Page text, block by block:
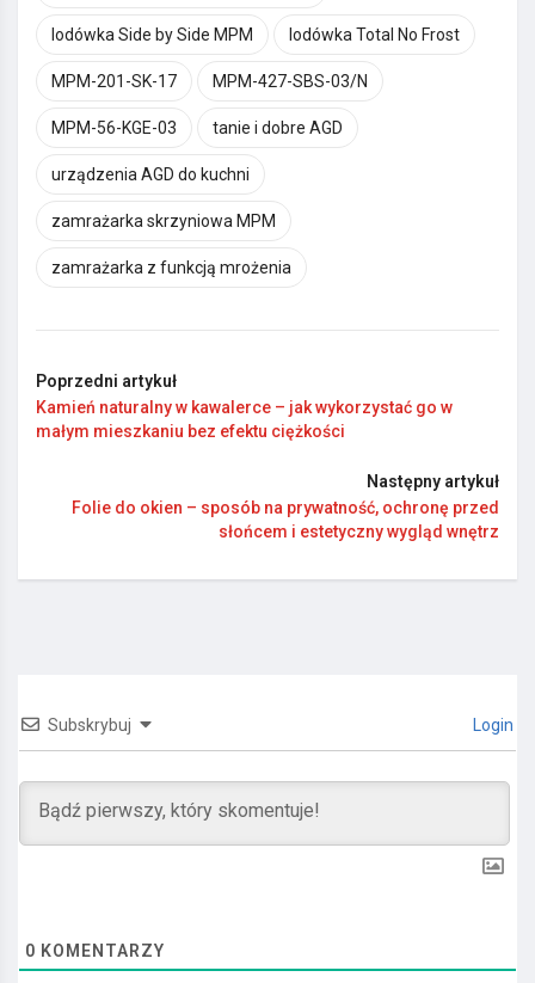
lodówka Side by Side MPM lodówka Total No Frost
MPM-201-SK-17 MPM-427-SBS-03/N
MPM-56-KGE-03 tanie i dobre AGD
urządzenia AGD do kuchni
zamrażarka skrzyniowa MPM
zamrażarka z funkcją mrożenia
Poprzedni artykuł
Kamień naturalny w kawalerce – jak wykorzystać go w
małym mieszkaniu bez efektu ciężkości
Następny artykuł
Folie do okien – sposób na prywatność, ochronę przed
słońcem i estetyczny wygląd wnętrz
Subskrybuj Login
0 KOMENTARZY